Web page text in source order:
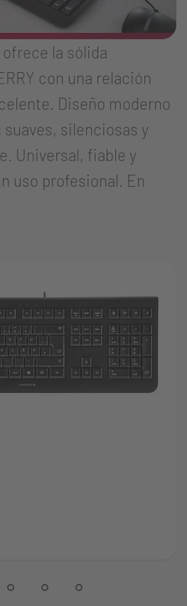
ofrece la sólida
con una relación
Diseño moderno
silenciosas y
Universal, fiable y
uso profesional. En